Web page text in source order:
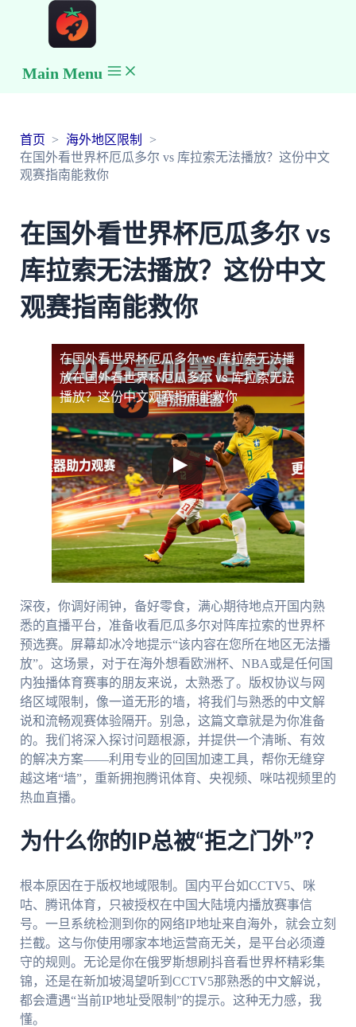
Main Menu
首页
海外地区限制
在国外看世界杯厄瓜多尔 vs 库拉索无法播放？这份中文
观赛指南能救你
在国外看世界杯厄瓜多尔 vs
库拉索无法播放？这份中文
观赛指南能救你
在国外看世界杯厄瓜多尔 vs 库拉索无法播
放在国外看世界杯厄瓜多尔 vs 库拉索无法
播放？这份中文观赛指南能救你
深夜，你调好闹钟，备好零食，满心期待地点开国内熟
悉的直播平台，准备收看厄瓜多尔对阵库拉索的世界杯
预选赛。屏幕却冰冷地提示“该内容在您所在地区无法播
放”。这场景，对于在海外想看欧洲杯、NBA或是任何国
内独播体育赛事的朋友来说，太熟悉了。版权协议与网
络区域限制，像一道无形的墙，将我们与熟悉的中文解
说和流畅观赛体验隔开。别急，这篇文章就是为你准备
的。我们将深入探讨问题根源，并提供一个清晰、有效
的解决方案——利用专业的回国加速工具，帮你无缝穿
越这堵“墙”，重新拥抱腾讯体育、央视频、咪咕视频里的
热血直播。
为什么你的IP总被“拒之门外”？
根本原因在于版权地域限制。国内平台如CCTV5、咪
咕、腾讯体育，只被授权在中国大陆境内播放赛事信
号。一旦系统检测到你的网络IP地址来自海外，就会立刻
拦截。这与你使用哪家本地运营商无关，是平台必须遵
守的规则。无论是你在俄罗斯想刷抖音看世界杯精彩集
锦，还是在新加坡渴望听到CCTV5那熟悉的中文解说，
都会遭遇“当前IP地址受限制”的提示。这种无力感，我
懂。